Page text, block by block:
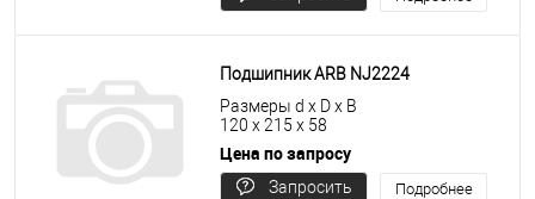
Подшипник ARB NJ2224
Размеры d x D x B
120 x 215 x 58
Цена по запросу
Запросить
Подробнее